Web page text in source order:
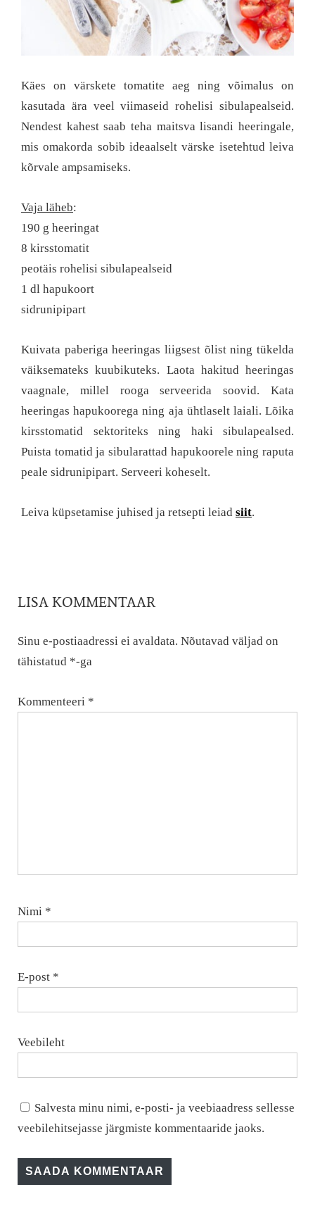
Käes on värskete tomatite aeg ning võimalus on
kasutada ära veel viimaseid rohelisi sibulapealseid.
Nendest kahest saab teha maitsva lisandi heeringale,
mis omakorda sobib ideaalselt värske isetehtud leiva
kõrvale ampsamiseks.
Vaja läheb:
190 g heeringat
8 kirsstomatit
peotäis rohelisi sibulapealseid
1 dl hapukoort
sidrunipipart
Kuivata paberiga heeringas liigsest õlist ning tükelda
väiksemateks kuubikuteks. Laota hakitud heeringas
vaagnale, millel rooga serveerida soovid. Kata
heeringas hapukoorega ning aja ühtlaselt laiali. Lõika
kirsstomatid sektoriteks ning haki sibulapealsed.
Puista tomatid ja sibularattad hapukoorele ning raputa
peale sidrunipipart. Serveeri koheselt.
Leiva küpsetamise juhised ja retsepti leiad siit.
LISA KOMMENTAAR
Sinu e-postiaadressi ei avaldata. Nõutavad väljad on
tähistatud *-ga
Kommenteeri *
Nimi *
E-post *
Veebileht
Salvesta minu nimi, e-posti- ja veebiaadress sellesse
veebilehitsejasse järgmiste kommentaaride jaoks.